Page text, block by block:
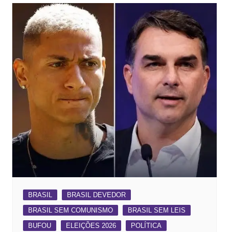
BRASIL
BRASIL DEVEDOR
BRASIL SEM COMUNISMO
BRASIL SEM LEIS
BUFOU
ELEIÇÕES 2026
POLÍTICA